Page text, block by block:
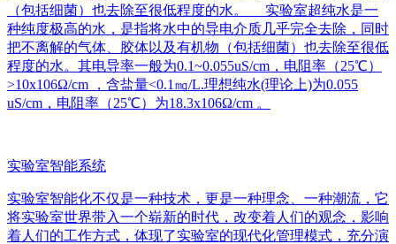
（包括细菌）也去除至很低程度的水。 实验室超纯水是一
种纯度极高的水，是指将水中的导电介质几乎完全去除，同时
把不离解的气体、胶体以及有机物（包括细菌）也去除至很低
程度的水。其电导率一般为0.1~0.055uS/cm，电阻率（25℃）
>10x106Ω/cm ，含盐量<0.1㎎/L.理想纯水(理论上)为0.055
uS/cm，电阻率（25℃）为18.3x106Ω/cm 。
实验室智能系统
实验室智能化不仅是一种技术，更是一种理念、一种潮流，它
将实验室世界带入一个崭新的时代，改变着人们的观念，影响
着人们的工作方式，体现了实验室的现代化管理模式，充分演